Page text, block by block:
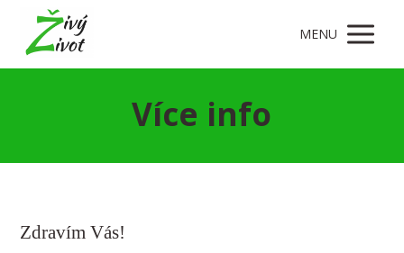
MENU
Více info
Zdravím Vás!